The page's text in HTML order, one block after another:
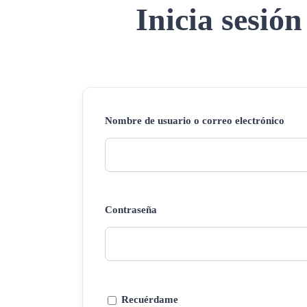
Inicia sesión
Nombre de usuario o correo electrónico
Contraseña
Recuérdame